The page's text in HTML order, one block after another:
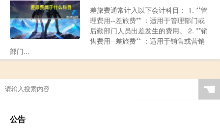
差旅费通常计入以下会计科目： 1. **管
理费用--差旅费** ：适用于管理部门或
后勤部门人员出差发生的费用。 2. **销
售费用--差旅费** ：适用于销售或营销
部门...
☚
公告